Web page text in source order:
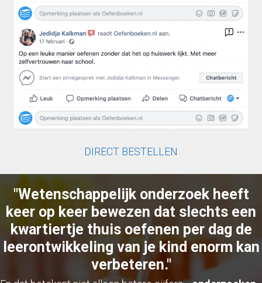
DIRECT BESTELLEN
"Wetenschappelijk onderzoek heeft
keer op keer bewezen dat slechts een
kwartiertje thuis oefenen per dag de
leerontwikkeling van je kind enorm kan
verbeteren."